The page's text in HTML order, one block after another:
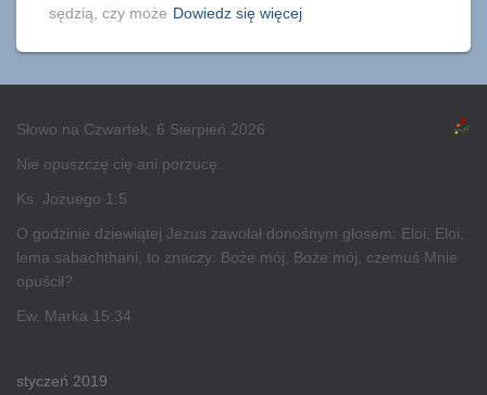
sędzią, czy może Dowiedz się więcej
Słowo na Czwartek, 6 Sierpień 2026
Nie opuszczę cię ani porzucę.
Ks. Jozuego 1:5
O godzinie dziewiątej Jezus zawołał donośnym głosem: Eloi, Eloi,
lema sabachthani, to znaczy: Boże mój, Boże mój, czemuś Mnie
opuścił?
Ew. Marka 15:34
styczeń 2019